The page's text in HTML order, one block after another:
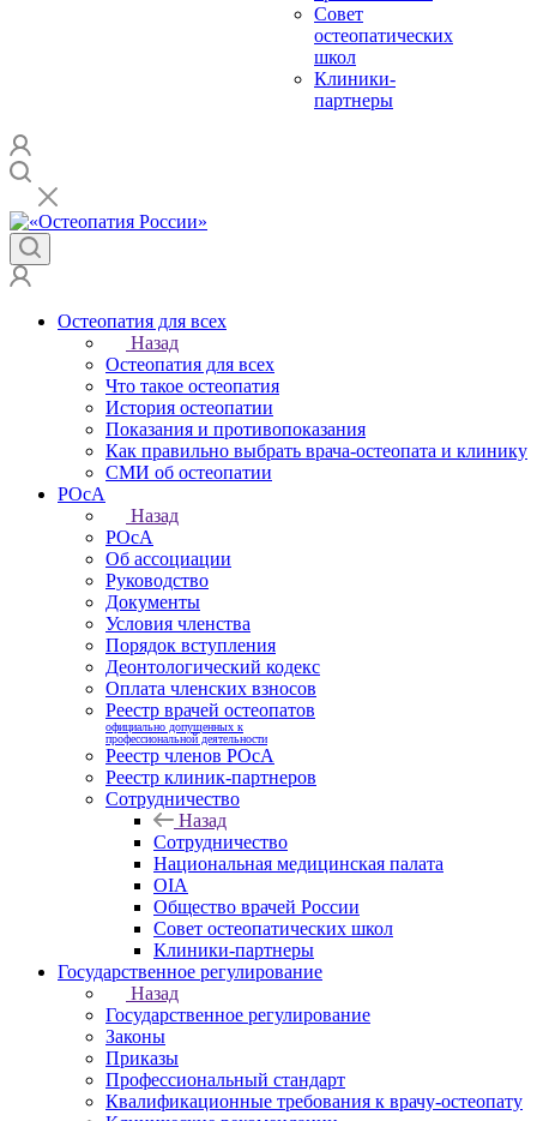
Совет
остеопатических
школ
Клиники-
партнеры
Остеопатия для всех
Назад
Остеопатия для всех
Что такое остеопатия
История остеопатии
Показания и противопоказания
Как правильно выбрать врача-остеопата и клинику
СМИ об остеопатии
РОсА
Назад
РОсА
Об ассоциации
Руководство
Документы
Условия членства
Порядок вступления
Деонтологический кодекс
Оплата членских взносов
Реестр врачей остеопатов
официально допущенных к
профессиональной деятельности
Реестр членов РОсА
Реестр клиник-партнеров
Сотрудничество
Назад
Сотрудничество
Национальная медицинская палата
OIA
Общество врачей России
Совет остеопатических школ
Клиники-партнеры
Государственное регулирование
Назад
Государственное регулирование
Законы
Приказы
Профессиональный стандарт
Квалификационные требования к врачу-остеопату